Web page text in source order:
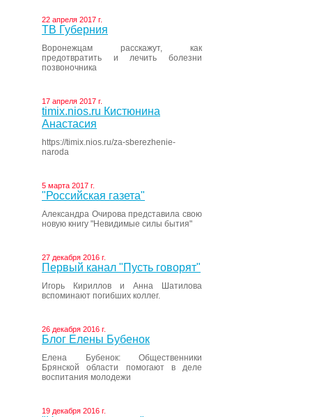
22 апреля 2017 г.
ТВ Губерния
Воронежцам расскажут, как
предотвратить и лечить болезни
позвоночника
17 апреля 2017 г.
timix.nios.ru Кистюнина
Анастасия
https://timix.nios.ru/za-sberezhenie-
naroda
5 марта 2017 г.
"Российская газета"
Александра Очирова представила свою
новую книгу "Невидимые силы бытия"
27 декабря 2016 г.
Первый канал "Пусть говорят"
Игорь Кириллов и Анна Шатилова
вспоминают погибших коллег.
26 декабря 2016 г.
Блог Елены Бубенок
Елена Бубенок: Общественники
Брянской области помогают в деле
воспитания молодежи
19 декабря 2016 г.